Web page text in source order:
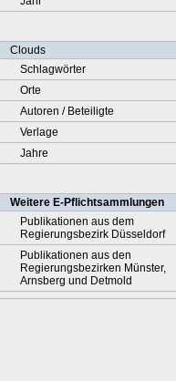
Clouds
Schlagwörter
Orte
Autoren / Beteiligte
Verlage
Jahre
Weitere E-Pflichtsammlungen
Publikationen aus dem
Regierungsbezirk Düsseldorf
Publikationen aus den
Regierungsbezirken Münster,
Arnsberg und Detmold